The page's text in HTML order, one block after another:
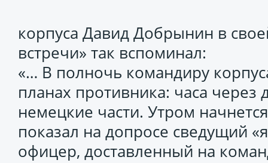
корпуса Давид Добрынин в
встречи» так вспоминал:
«… В полночь командиру
планах противника: часа через
немецкие части. Утром
показал на допросе сведущий
офицер, доставленный на